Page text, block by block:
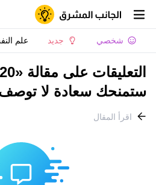
شخصي جديد علم
ستمنحك سعادة لا
اقرأ المقال